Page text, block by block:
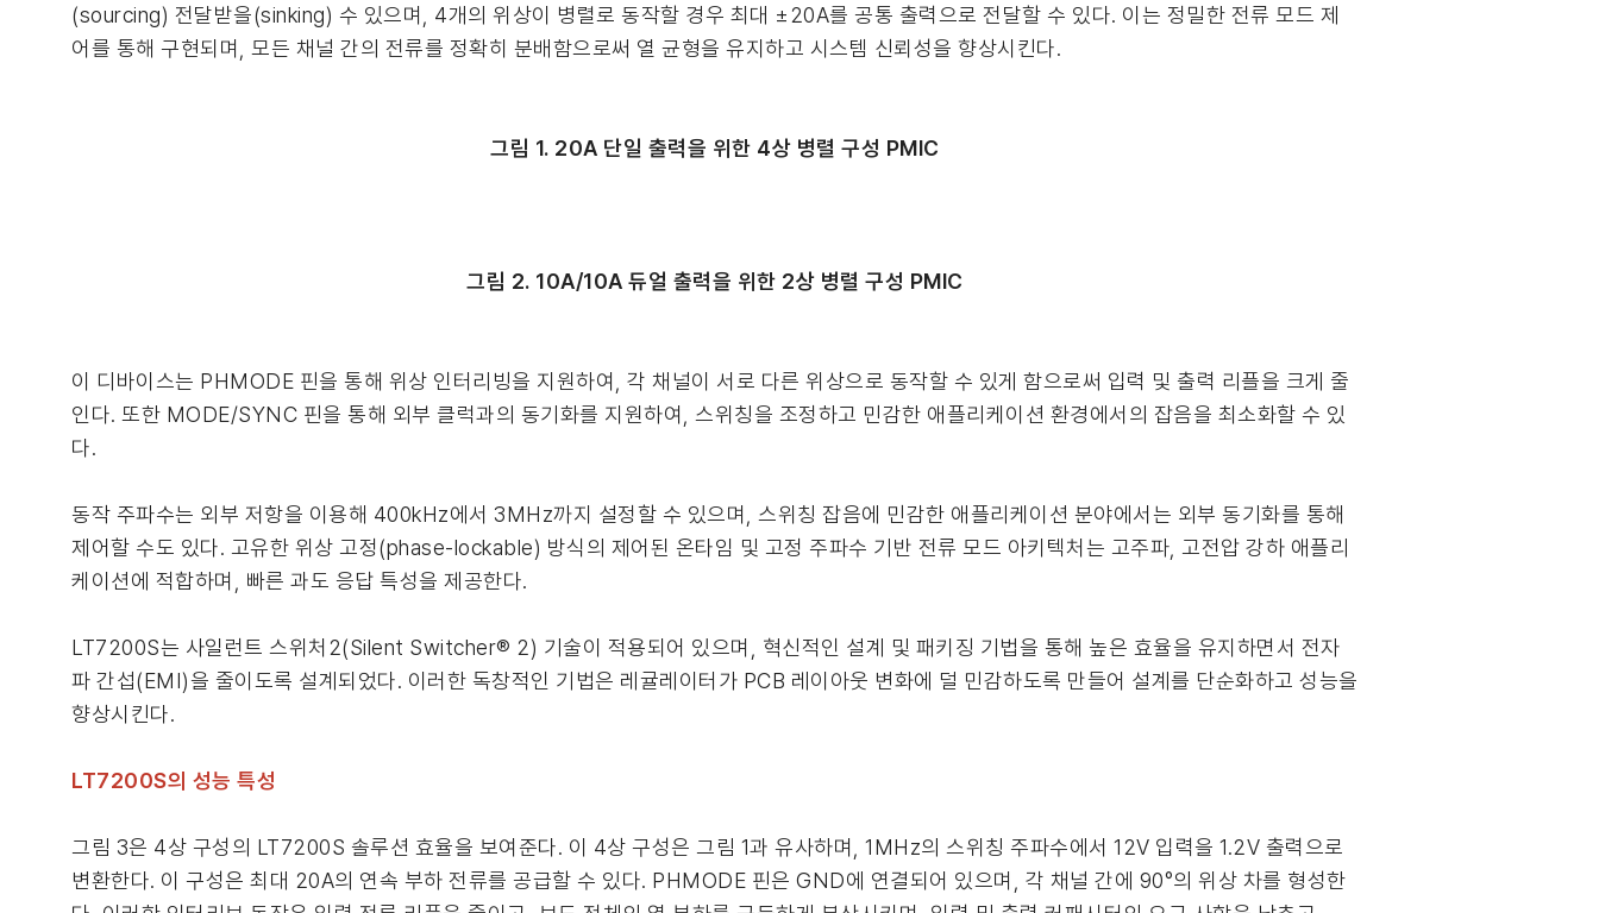
(sourcing) 전달받을(sinking) 수 있으며, 4개의 위상이 병렬로 동작할 경우 최대 ±20A를 공통 출력으로 전달할 수 있다. 이는 정밀한 전류 모드 제
어를 통해 구현되며, 모든 채널 간의 전류를 정확히 분배함으로써 열 균형을 유지하고 시스템 신뢰성을 향상시킨다.
그림 1. 20A 단일 출력을 위한 4상 병렬 구성 PMIC
그림 2. 10A/10A 듀얼 출력을 위한 2상 병렬 구성 PMIC
이 디바이스는 PHMODE 핀을 통해 위상 인터리빙을 지원하여, 각 채널이 서로 다른 위상으로 동작할 수 있게 함으로써 입력 및 출력 리플을 크게 줄
인다. 또한 MODE/SYNC 핀을 통해 외부 클럭과의 동기화를 지원하여, 스위칭을 조정하고 민감한 애플리케이션 환경에서의 잡음을 최소화할 수 있
다.
동작 주파수는 외부 저항을 이용해 400kHz에서 3MHz까지 설정할 수 있으며, 스위칭 잡음에 민감한 애플리케이션 분야에서는 외부 동기화를 통해
제어할 수도 있다. 고유한 위상 고정(phase-lockable) 방식의 제어된 온타임 및 고정 주파수 기반 전류 모드 아키텍처는 고주파, 고전압 강하 애플리
케이션에 적합하며, 빠른 과도 응답 특성을 제공한다.
LT7200S는 사일런트 스위처2(Silent Switcher® 2) 기술이 적용되어 있으며, 혁신적인 설계 및 패키징 기법을 통해 높은 효율을 유지하면서 전자
파 간섭(EMI)을 줄이도록 설계되었다. 이러한 독창적인 기법은 레귤레이터가 PCB 레이아웃 변화에 덜 민감하도록 만들어 설계를 단순화하고 성능을
향상시킨다.
LT7200S의 성능 특성
그림 3은 4상 구성의 LT7200S 솔루션 효율을 보여준다. 이 4상 구성은 그림 1과 유사하며, 1MHz의 스위칭 주파수에서 12V 입력을 1.2V 출력으로
변환한다. 이 구성은 최대 20A의 연속 부하 전류를 공급할 수 있다. PHMODE 핀은 GND에 연결되어 있으며, 각 채널 간에 90°의 위상 차를 형성한